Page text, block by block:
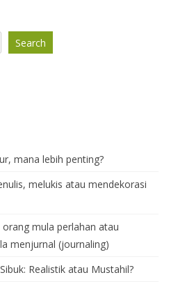
Search
mana lebih penting?
melukis atau mendekorasi
mula perlahan atau
menjurnal (journaling)
Realistik atau Mustahil?